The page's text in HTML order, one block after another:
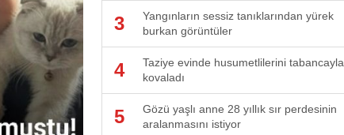
3
Yangınların sessiz tanıklarından yürek
burkan görüntüler
4
Taziye evinde husumetlilerini tabancayla
kovaladı
5
Gözü yaşlı anne 28 yıllık sır perdesinin
aralanmasını istiyor